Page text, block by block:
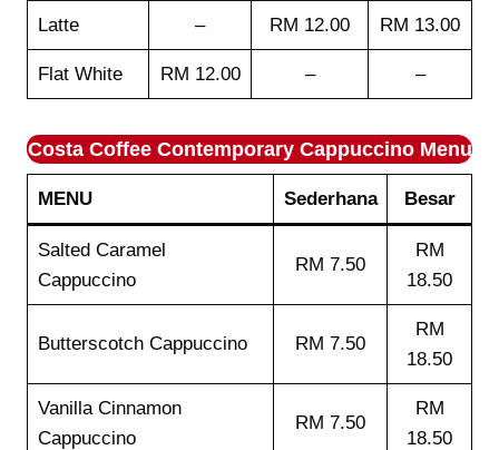
Latte – RM 12.00 RM 13.00
Flat White RM 12.00 – –
Costa Coffee Contemporary Cappuccino Menu
MENU Sederhana Besar
Salted Caramel
Cappuccino
RM 7.50
RM
18.50
Butterscotch Cappuccino RM 7.50
RM
18.50
Vanilla Cinnamon
Cappuccino
RM 7.50
RM
18.50